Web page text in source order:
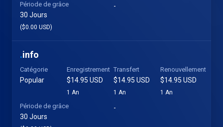
Période de grâce
30 Jours
($0.00 USD)
-
.info
Catégorie
Popular
Enregistrement
$14.95 USD
1 An
Transfert
$14.95 USD
1 An
Renouvellement
$14.95 USD
1 An
Période de grâce
30 Jours
-